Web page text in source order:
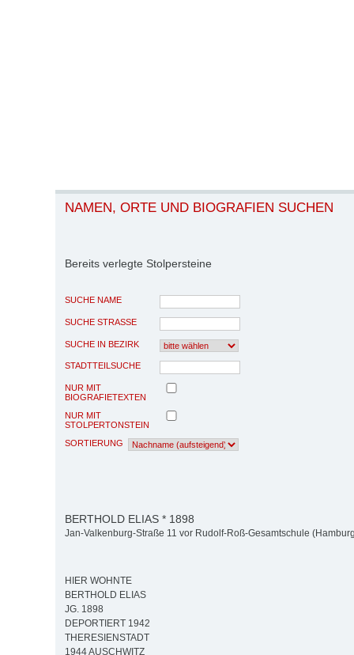
NAMEN, ORTE UND BIOGRAFIEN SUCHEN
Bereits verlegte Stolpersteine
SUCHE NAME
SUCHE STRASSE
SUCHE IN BEZIRK
STADTTEILSUCHE
NUR MIT
BIOGRAFIETEXTEN
NUR MIT
STOLPERTONSTEIN
SORTIERUNG
BERTHOLD ELIAS * 1898
Jan-Valkenburg-Straße 11 vor Rudolf-Roß-Gesamtschule
HIER WOHNTE
BERTHOLD ELIAS
JG. 1898
DEPORTIERT 1942
THERESIENSTADT
1944 AUSCHWITZ